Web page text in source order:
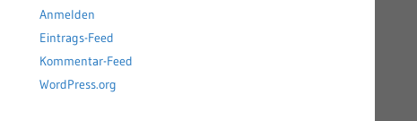
Anmelden
Eintrags-Feed
Kommentar-Feed
WordPress.org